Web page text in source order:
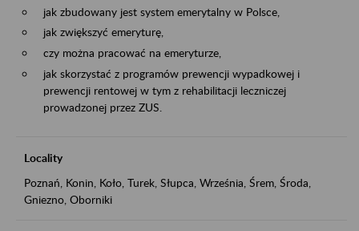
jak zbudowany jest system emerytalny w Polsce,
jak zwiększyć emeryturę,
czy można pracować na emeryturze,
jak skorzystać z programów prewencji wypadkowej i
prewencji rentowej w tym z rehabilitacji leczniczej
prowadzonej przez ZUS.
Locality
Poznań, Konin, Koło, Turek, Słupca, Września, Śrem, Środa,
Gniezno, Oborniki